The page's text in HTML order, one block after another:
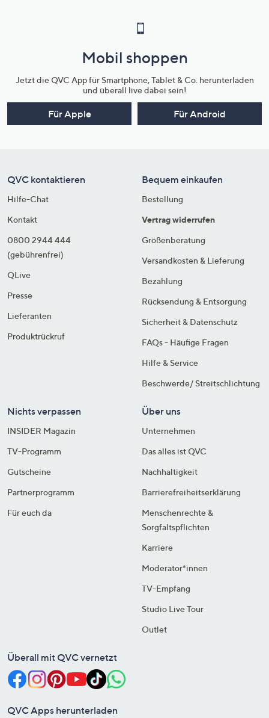
Mobil shoppen
Jetzt die QVC App für Smartphone, Tablet & Co. herunterladen
und überall live dabei sein!
Für Apple Für Android
QVC kontaktieren
Hilfe-Chat
Kontakt
0800 2944 444
(gebührenfrei)
QLive
Presse
Lieferanten
Produktrückruf
Bequem einkaufen
Bestellung
Vertrag widerrufen
Größenberatung
Versandkosten & Lieferung
Bezahlung
Rücksendung & Entsorgung
Sicherheit & Datenschutz
FAQs - Häufige Fragen
Hilfe & Service
Beschwerde/ Streitschlichtung
Nichts verpassen
INSIDER Magazin
TV-Programm
Gutscheine
Partnerprogramm
Für euch da
Über uns
Unternehmen
Das alles ist QVC
Nachhaltigkeit
Barrierefreiheitserklärung
Menschenrechte &
Sorgfaltspflichten
Karriere
Moderator*innen
TV-Empfang
Studio Live Tour
Outlet
Überall mit QVC vernetzt
QVC Apps herunterladen